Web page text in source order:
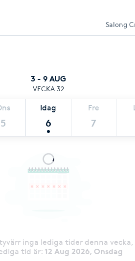
Salong
3 - 9 AUG
VECKA 32
5
Idag
6
Fre
7
inga lediga tider denna vecka,
tid är: 12 Aug 2026, Onsdag